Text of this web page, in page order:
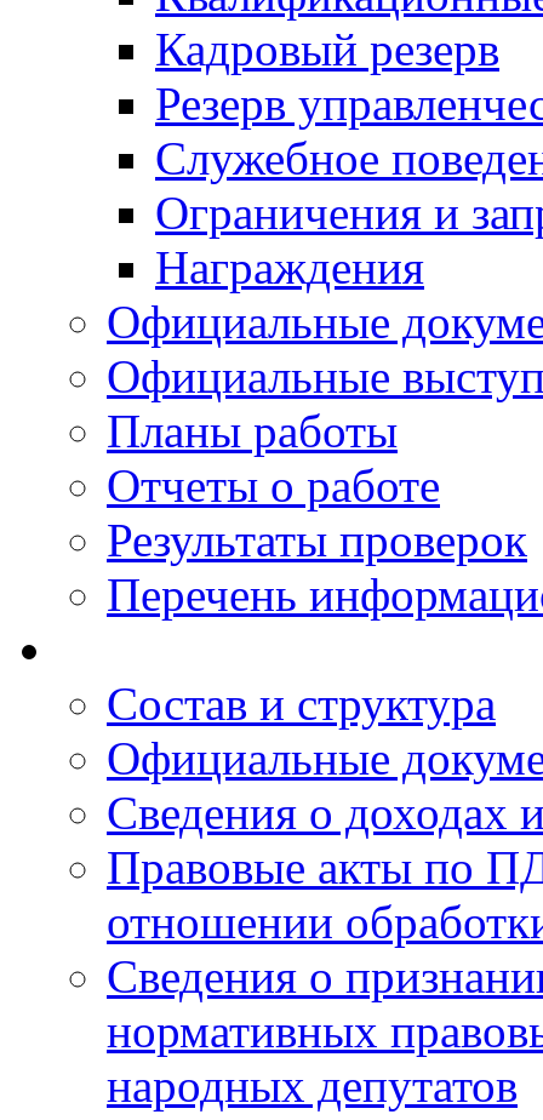
Кадровый резерв
Резерв
Служебное
Ограничения и
Награждения
Официальные
Официальные
Планы работы
Отчеты о работе
Результаты проверок
Перечень
Состав и структура
Официальные
Сведения о доходах
Правовые акты по
отношении
Сведения о
нормативных
народных депутатов